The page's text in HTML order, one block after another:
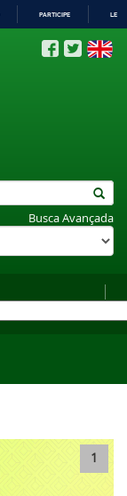
PARTICIPE
Busca Avançada
1